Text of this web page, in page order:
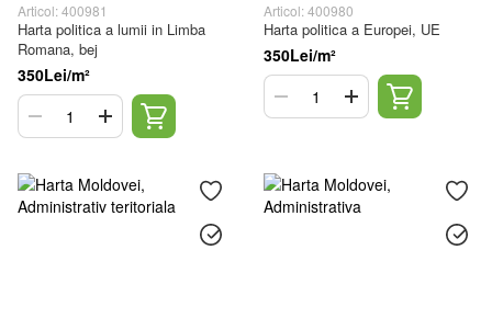
Articol: 400981
Harta politica a lumii in Limba
Romana, bej
350Lei/m²
Articol: 400980
Harta politica a Europei, UE
350Lei/m²